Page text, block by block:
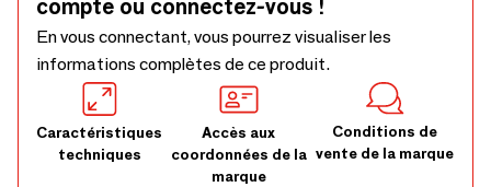
compte ou connectez-vous !
En vous connectant, vous pourrez visualiser les
informations complètes de ce produit.
Caractéristiques
techniques
Accès aux
coordonnées de la
marque
Conditions de
vente de la marque